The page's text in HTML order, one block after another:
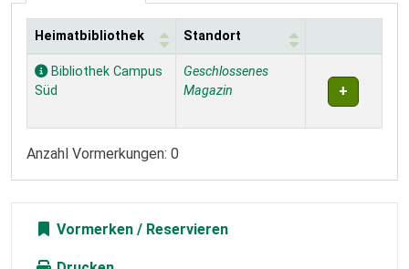
Exemplare
Heimatbibliothek Standort
Bibliothek Campus
Süd
Geschlossenes
Magazin
Anzahl Vormerkungen: 0
Vormerken